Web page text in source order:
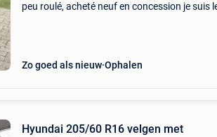
peu roulé, acheté neuf en concession je suis
Zo goed als nieuw Ophalen
Hyundai 205/60 R16 velgen met